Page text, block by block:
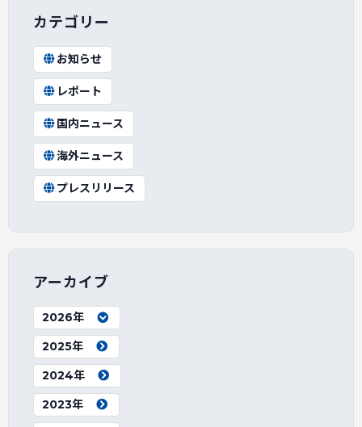
カテゴリー
お知らせ
レポート
国内ニュース
海外ニュース
プレスリリース
アーカイブ
2026年
2025年
2024年
2023年